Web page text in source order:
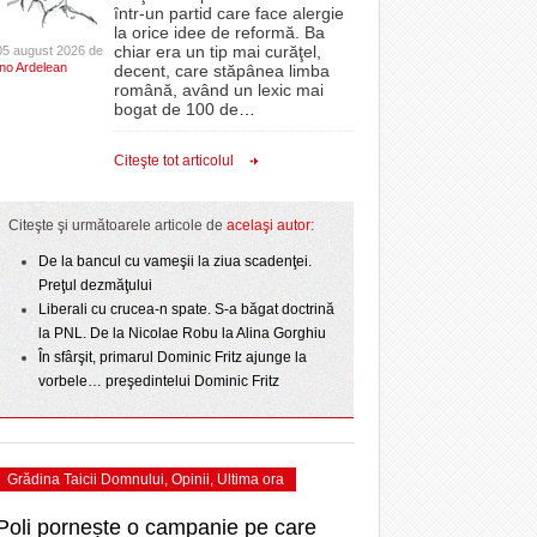
atacă
o nou-promovată
ce a pierdut
- 3 August 2026
cu o victorie
La Muzeul Apei are loc expoziția „Sub semnul
curgerii. Între transparență și permanență” - 4
- 3 August 2026
View all
proiectelor derulate de instituție din fonduri
europene/FOTO
ANAF oferă persoanelor fizice posibilitatea să
beneficieze de Declarația Unică 212
2025
CLIPURI VIDEO
JOCURI ONLINE
DIVERSE
FARMACII DIN
GRĂDINIŢE DIN TIMIŞ
PRIMĂRIILE DIN TIMIŞ
SFATUL MEDICULUI
SFATURI JURIDICE
august 2026 de
Ardelean
într-un partid care face alergie
la orice idee de reformă. Ba
chiar era un tip mai curăţel,
decent, care stăpânea limba
română, având un lexic mai
bogat de 100 de
Citeşte tot articolul
Citeşte şi următoarele articole de acelaşi autor:
De la bancul cu vameşii la ziua scadenţei.
Preţul dezmăţului
Liberali cu crucea-n spate. S-a băgat doctrină
la PNL. De la Nicolae Robu la Alina Gorghiu
În sfârşit, primarul Dominic Fritz ajunge la
vorbele… preşedintelui Dominic Fritz
Grădina Taicii Domnului, Opinii, Ultima ora
pornește o campanie pe care